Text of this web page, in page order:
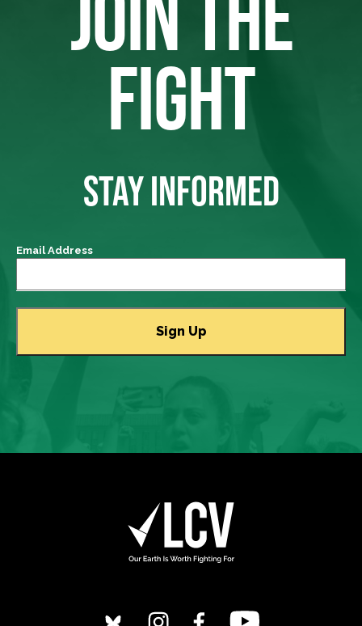
FIGHT
STAY INFORMED
Email Address